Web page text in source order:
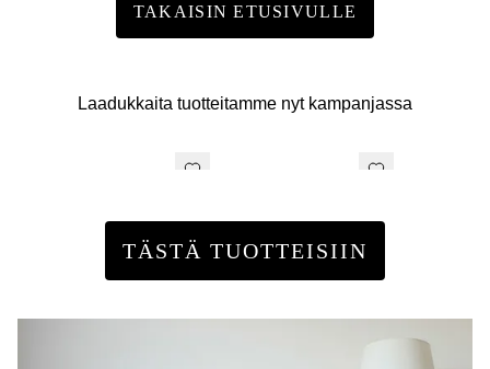
TAKAISIN ETUSIVULLE
Laadukkaita tuotteitamme nyt kampanjassa
TÄSTÄ TUOTTEISIIN